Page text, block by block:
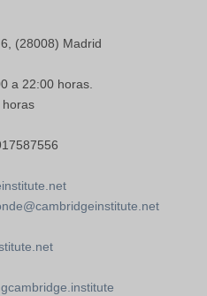
(28008) Madrid
a 22:00 horas.
horas